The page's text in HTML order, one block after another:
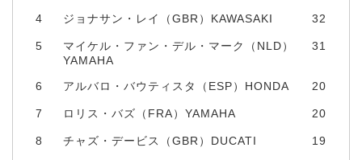
4 ジョナサン・レイ（GBR）KAWASAKI 32
5
マイケル・ファン・デル・マーク（NLD）
YAMAHA
31
6 アルバロ・バウティスタ（ESP）HONDA 20
7 ロリス・バズ（FRA）YAMAHA 20
8 チャズ・デービス（GBR）DUCATI 19